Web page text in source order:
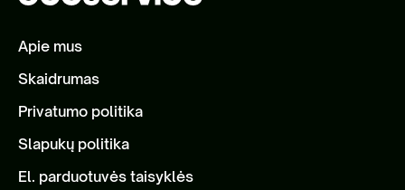
Apie mus
Skaidrumas
Privatumo politika
Slapukų politika
El. parduotuvės taisyklės